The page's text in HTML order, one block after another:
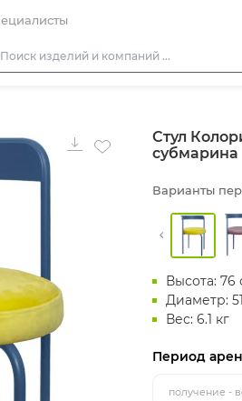
Стулья
Диваны
Кресла
Фуршетная мебель
Барная мебель
Стул
субмарина
Варианты
Высота: 76
Диаметр:
Вес: 6.1 кг
Период
получение -